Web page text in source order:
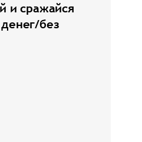
и сражайся
без